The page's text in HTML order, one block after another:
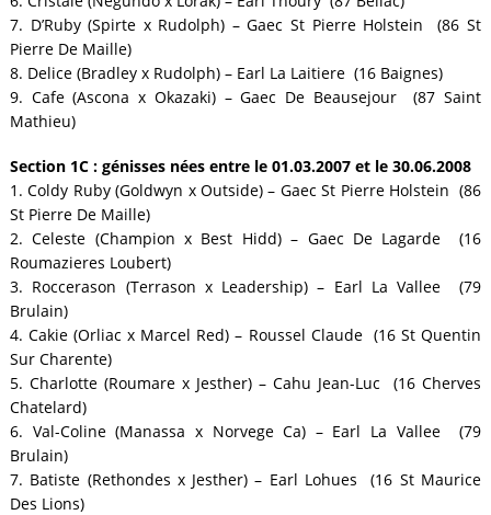
7. D’Ruby (Spirte x Rudolph) – Gaec St Pierre Holstein (86 St
Pierre De Maille)
8. Delice (Bradley x Rudolph) – Earl La Laitiere (16 Baignes)
9. Cafe (Ascona x Okazaki) – Gaec De Beausejour (87 Saint
Mathieu)
Section 1C : génisses nées entre le 01.03.2007 et le 30.06.2008
1. Coldy Ruby (Goldwyn x Outside) – Gaec St Pierre Holstein (86
St Pierre De Maille)
2. Celeste (Champion x Best Hidd) – Gaec De Lagarde (16
Roumazieres Loubert)
3. Roccerason (Terrason x Leadership) – Earl La Vallee (79
Brulain)
4. Cakie (Orliac x Marcel Red) – Roussel Claude (16 St Quentin
Sur Charente)
5. Charlotte (Roumare x Jesther) – Cahu Jean-Luc (16 Cherves
Chatelard)
6. Val-Coline (Manassa x Norvege Ca) – Earl La Vallee (79
Brulain)
7. Batiste (Rethondes x Jesther) – Earl Lohues (16 St Maurice
Des Lions)